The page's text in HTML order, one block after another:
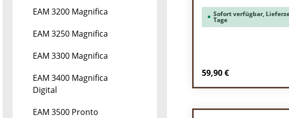
EAM 3200 Magnifica
EAM 3250 Magnifica
EAM 3300 Magnifica
EAM 3400 Magnifica
Digital
EAM 3500 Pronto
Sofort verfügbar,
Tage
Regulärer Preis:
59,90 €